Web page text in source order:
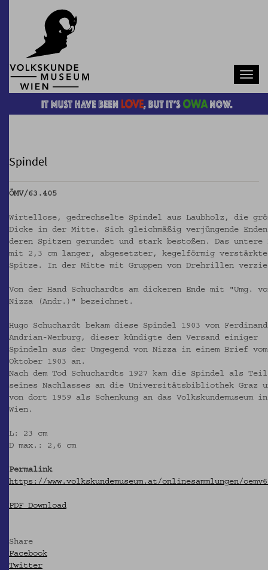
Spindel
ÖMV/63.405
Wirtellose, gedrechselte Spindel aus Laubholz, die
Dicke in der Mitte. Sich gleichmäßig verjüngende
deren Spitzen gerundet und stark bestoßen. Das untere
mit 2,3 cm langer, abgesetzter, kegelförmig
Spitze. In der Mitte mit Gruppen von Drehrillen
Von der Hand Schuchardts am dickeren Ende mit "Umg.
Nizza (Andr.)" bezeichnet.
Hugo Schuchardt bekam diese Spindel 1903 von
Andrian-Werburg, dieser kündigte den Versand einiger
Spindeln aus der Umgegend von Nizza in einem Brief
Oktober 1903 an.
Nach dem Tod Schuchardts 1927 kam die Spindel als Teil
seines Nachlasses an die Universitätsbibliothek Graz
von dort 1959 als Schenkung an das Volkskundemuseum in
Wien.
L: 23 cm
D max.: 2,6 cm
Permalink
https://www.volkskundemuseum.at/onlinesammlungen/
PDF Download
Share
Facebook
Twitter